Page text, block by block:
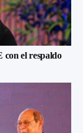
con el respaldo